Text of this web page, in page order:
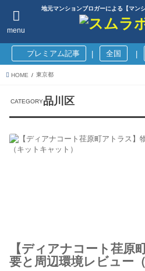
地元マンションブロガーによる【マン
menu
プレミアム記事 全国
HOME 東京都
品川区
【ディアナコート荏原
要と周辺環境レビュー